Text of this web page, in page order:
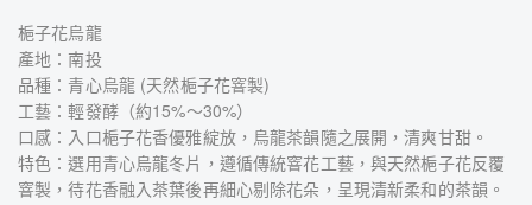
梔子花烏龍
產地：南投
品種：青心烏龍 (天然梔子花窨製)
工藝：輕發酵（約15%～30%）
口感：入口梔子花香優雅綻放，烏龍茶韻隨之展開，清爽甘甜。
特色：選用青心烏龍冬片，遵循傳統窨花工藝，與天然梔子花反覆
窨製，待花香融入茶葉後再細心剔除花朵，呈現清新柔和的茶韻。